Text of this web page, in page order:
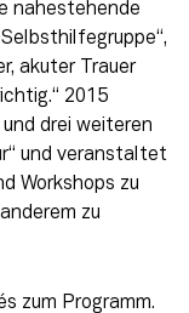
nahestehende
akuter Trauer
2015
drei weiteren
und veranstaltet
Workshops zu
zu
zum Programm.